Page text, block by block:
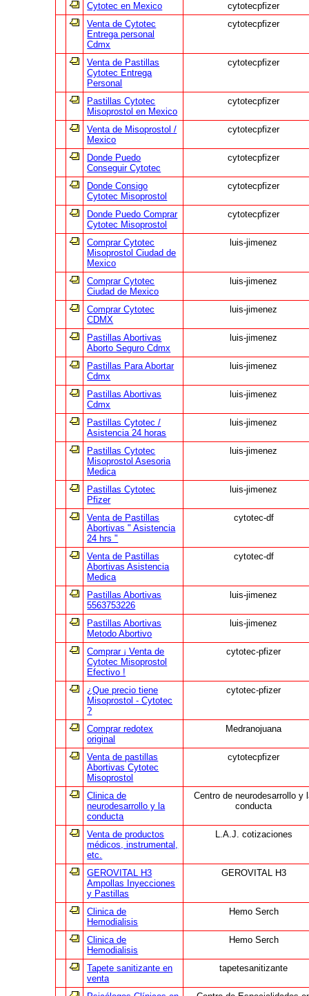
Cytotec en Mexico
cytotecpfizer
Venta de Cytotec
Entrega personal
Cdmx
cytotecpfizer
Venta de Pastillas
Cytotec Entrega
Personal
cytotecpfizer
Pastillas Cytotec
Misoprostol en Mexico
cytotecpfizer
Venta de Misoprostol /
Mexico
cytotecpfizer
Donde Puedo
Conseguir Cytotec
cytotecpfizer
Donde Consigo
Cytotec Misoprostol
cytotecpfizer
Donde Puedo Comprar
Cytotec Misoprostol
cytotecpfizer
Comprar Cytotec
Misoprostol Ciudad de
Mexico
luis-jimenez
Comprar Cytotec
Ciudad de Mexico
luis-jimenez
Comprar Cytotec
CDMX
luis-jimenez
Pastillas Abortivas
Aborto Seguro Cdmx
luis-jimenez
Pastillas Para Abortar
Cdmx
luis-jimenez
Pastillas Abortivas
Cdmx
luis-jimenez
Pastillas Cytotec /
Asistencia 24 horas
luis-jimenez
Pastillas Cytotec
Misoprostol Asesoria
Medica
luis-jimenez
Pastillas Cytotec
Pfizer
luis-jimenez
Venta de Pastillas
Abortivas " Asistencia
24 hrs "
cytotec-df
Venta de Pastillas
Abortivas Asistencia
Medica
cytotec-df
Pastillas Abortivas
5563753226
luis-jimenez
Pastillas Abortivas
Metodo Abortivo
luis-jimenez
Comprar ¡ Venta de
Cytotec Misoprostol
Efectivo !
cytotec-pfizer
¿Que precio tiene
Misoprostol - Cytotec
?
cytotec-pfizer
Comprar redotex
original
Medranojuana
Venta de pastillas
Abortivas Cytotec
Misoprostol
cytotecpfizer
Clinica de
neurodesarrollo y la
conducta
Centro de neurodesarrollo y
conducta
Venta de productos
médicos, instrumental,
etc.
L.A.J. cotizaciones
GEROVITAL H3
Ampollas Inyecciones
y Pastillas
GEROVITAL H3
Clinica de
Hemodialisis
Hemo Serch
Clinica de
Hemodialisis
Hemo Serch
Tapete sanitizante en
venta
tapetesanitizante